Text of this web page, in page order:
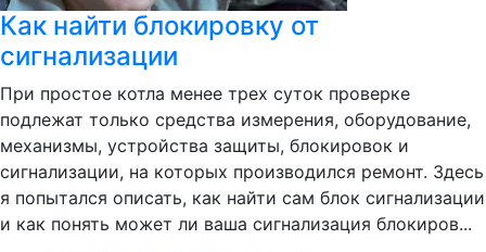
Как найти блокировку от
сигнализации
При простое котла менее трех суток проверке
подлежат только средства измерения, оборудование,
механизмы, устройства защиты, блокировок и
сигнализации, на которых производился ремонт. Здесь
я попытался описать, как найти сам блок сигнализации
и как понять может ли ваша сигнализация блокиров...